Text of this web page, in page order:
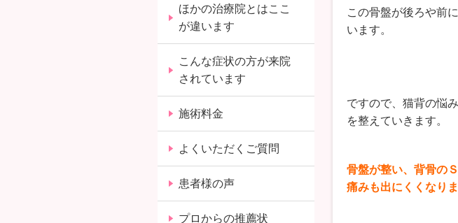
この骨盤が後ろや前
います。
ですので、猫背の悩
を整えていきます。
骨盤が整い、背骨の
痛みも出にくくなりま
ほかの治療院とはここ
が違います
こんな症状の方が来院
されています
施術料金
よくいただくご質問
患者様の声
プロからの推薦状